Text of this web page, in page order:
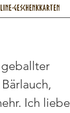
Ich liebe
Geschenkkarten